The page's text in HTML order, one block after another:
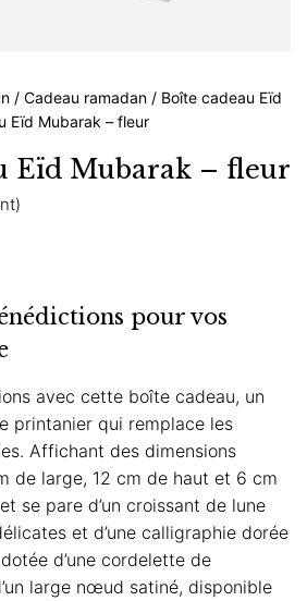
/ Cadeau ramadan / Boîte cadeau Eïd
Eïd Mubarak – fleur
Eïd Mubarak – fleur
pour vos
avec cette boîte cadeau, un
printanier qui remplace les
Affichant des dimensions
de large, 12 cm de haut et 6 cm
se pare d’un croissant de lune
et d’une calligraphie dorée
d’une cordelette de
large nœud satiné, disponible